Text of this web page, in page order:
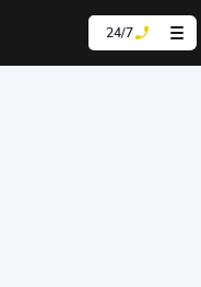
24/7